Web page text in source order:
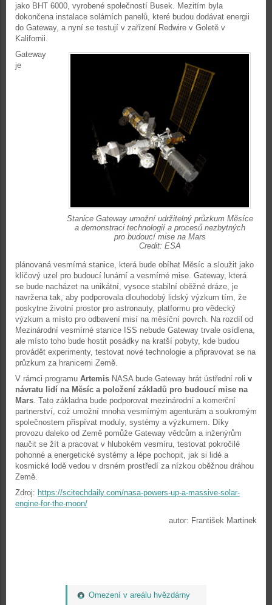
Omezení v areálu hvězdárny
jako BHT 6000, vyrobené společností Busek. Mezitím byla
dokončena instalace solárních panelů, které budou dodávat energii
do Gateway, a nyní se testují v zařízení Redwire v Goletě v
Kalifornii.
Stanice Gateway umožní udržitelný průzkum Měsíce
a demonstraci technologií a procesů nezbytných
pro budoucí mise na Mars
Credit: ESA
Gateway
je
plánovaná vesmírná stanice, která bude obíhat Měsíc a sloužit jako
klíčový uzel pro budoucí lunární a vesmírné mise. Gateway, která
se bude nacházet na unikátní, vysoce stabilní oběžné dráze, je
navržena tak, aby podporovala dlouhodobý lidský výzkum tím, že
poskytne životní prostor pro astronauty, platformu pro vědecký
výzkum a místo pro odbavení misí na měsíční povrch. Na rozdíl od
Mezinárodní vesmírné stanice ISS nebude Gateway trvale osídlena,
ale místo toho bude hostit posádky na kratší pobyty, kde budou
provádět experimenty, testovat nové technologie a připravovat se na
průzkum za hranicemi Země.
V rámci programu Artemis NASA bude Gateway hrát ústřední roli v
návratu lidí na Měsíc a položení základů pro budoucí mise na
Mars. Tato základna bude podporovat mezinárodní a komerční
partnerství, což umožní mnoha vesmírným agenturám a soukromým
společnostem přispívat moduly, systémy a výzkumem. Díky
provozu daleko od Země pomůže Gateway vědcům a inženýrům
naučit se žít a pracovat v hlubokém vesmíru, testovat pokročilé
pohonné a energetické systémy a lépe pochopit, jak si lidé a
kosmické lodě vedou v drsném prostředí za nízkou oběžnou dráhou
Země.
Zdroj: https://scitechdaily.com/nasa-powers-up-a-massive-solar-
engine-for-the-moon/
autor: František Martinek